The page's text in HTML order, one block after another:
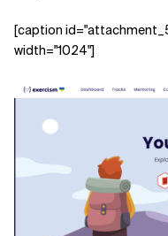
[caption
width="1024"]